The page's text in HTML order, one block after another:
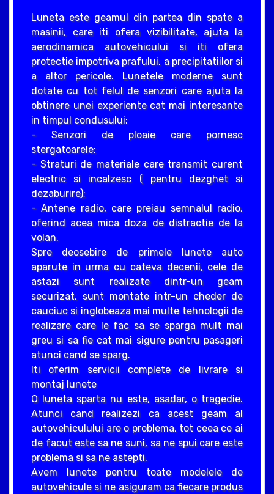
Luneta este geamul din partea din spate a
masinii, care iti ofera vizibilitate, ajuta la
aerodinamica autovehicului si iti ofera
protectie impotriva prafului, a precipitatiilor si
a altor pericole. Lunetele moderne sunt
dotate cu tot felul de senzori care ajuta la
obtinere unei experiente cat mai interesante
in timpul condusului:
- Senzori de ploaie care pornesc
stergatoarele;
- Straturi de materiale care transmit curent
electric si incalzesc ( pentru dezghet si
dezaburire);
- Antene radio, care preiau semnalul radio,
oferind acea mica doza de distractie de la
volan.
Spre deosebire de primele lunete auto
aparute in urma cu cateva decenii, cele de
astazi sunt realizate dintr-un geam
securizat, sunt montate intr-un cheder de
cauciuc si inglobeaza mai multe tehnologii de
realizare care le fac sa se sparga mult mai
greu si sa fie cat mai sigure pentru pasageri
atunci cand se sparg.
Iti oferim servicii complete de livrare si
montaj lunete
O luneta sparta nu este, asadar, o tragedie.
Atunci cand realizezi ca acest geam al
autovehiculului are o problema, tot ceea ce ai
de facut este sa ne suni, sa ne spui care este
problema si sa ne astepti.
Avem lunete pentru toate modelele de
autovehicule si ne asiguram ca fiecare produs